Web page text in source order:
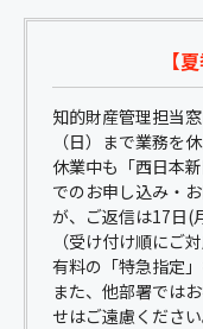
【
知的財産管理担当
（日）まで業務を
休業中も「西日本
でのお申し込み・
が、ご返信は17日(
（受け付け順にご
有料の「特急指定
また、他部署では
せはご遠慮ください